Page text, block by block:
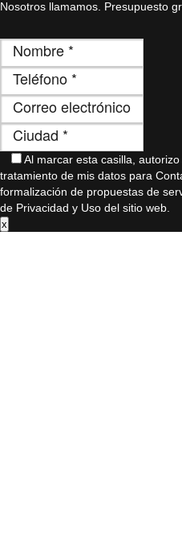
Nosotros llamamos. Presupuesto
Al marcar esta casilla,
tratamiento de mis datos para
formalización de propuestas de
de Privacidad y Uso del sitio web.
x